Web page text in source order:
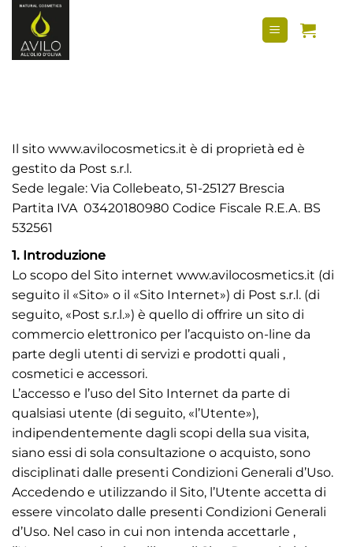
contenuto
Salta
contenuti
Il sito www.avilocosmetics.it è di proprietà ed è
gestito da Post s.r.l.
Sede legale: Via Collebeato, 51-25127 Brescia
Partita IVA 03420180980 Codice Fiscale R.E.A. BS
532561
1. Introduzione
Lo scopo del Sito internet www.avilocosmetics.it (di
seguito il «Sito» o il «Sito Internet») di Post s.r.l. (di
seguito, «Post s.r.l.») è quello di offrire un sito di
commercio elettronico per l’acquisto on-line da
parte degli utenti di servizi e prodotti quali ,
cosmetici e accessori.
L’accesso e l’uso del Sito Internet da parte di
qualsiasi utente (di seguito, «l’Utente»),
indipendentemente dagli scopi della sua visita,
siano essi di sola consultazione o acquisto, sono
disciplinati dalle presenti Condizioni Generali d’Uso.
Accedendo e utilizzando il Sito, l’Utente accetta di
essere vincolato dalle presenti Condizioni Generali
d’Uso. Nel caso in cui non intenda accettarle ,